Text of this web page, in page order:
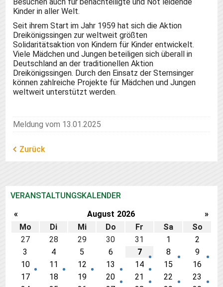
Kinder in aller Welt.
Seit ihrem Start im Jahr 1959 hat sich die Aktion
Dreikönigssingen zur weltweit größten
Solidaritätsaktion von Kindern für Kinder entwickelt.
Viele Mädchen und Jungen beteiligen sich überall in
Deutschland an der traditionellen Aktion
Dreikönigssingen. Durch den Einsatz der Sternsinger
können zahlreiche Projekte für Mädchen und Jungen
weltweit unterstützt werden.
Meldung vom 13.01.2025
Zurück
VERANSTALTUNGSKALENDER
«
August 2026
»
Mo
Di Mi Do Fr Sa
So
27
28 29 30 31 1
2
3
4 5 6 7 8
9
10
11 12 13 14 15
16
17
18 19 20 21 22
23